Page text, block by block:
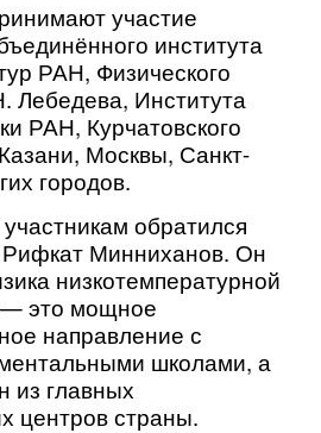
участие
института
РАН, Физического
Лебедева, Института
РАН, Курчатовского
Москвы, Санкт-
городов.
обратился
Минниханов. Он
низкотемпературной
это мощное
направление с
школами, а
из главных
центров страны.